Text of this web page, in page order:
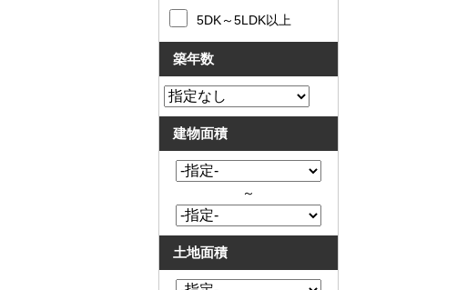
5DK～5LDK以上
築年数
建物面積
～
土地面積